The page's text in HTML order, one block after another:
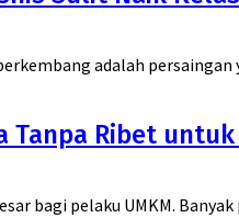
adalah
Ribet
bagi pelaku UMKM.